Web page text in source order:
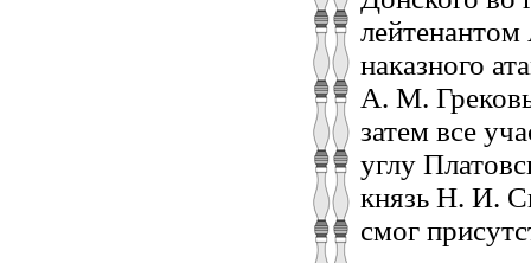
наказного
А. М.
затем все
углу
князь Н. И.
смог